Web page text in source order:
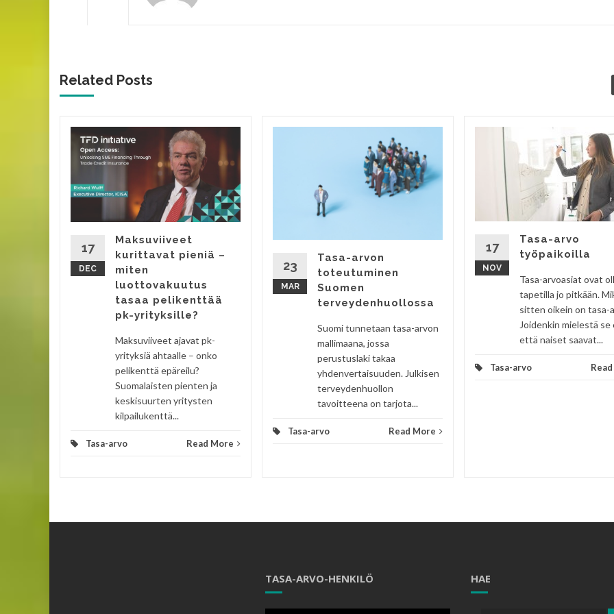
Related Posts
17
DEC
Maksuviiveet
kurittavat pieniä –
miten
luottovakuutus
tasaa pelikenttää
pk-yrityksille?
Maksuviiveet ajavat pk-
yrityksiä ahtaalle – onko
pelikenttä epäreilu?
Suomalaisten pienten ja
keskisuurten yritysten
kilpailukenttä...
Tasa-arvo Read More
23
MAR
Tasa-arvon
toteutuminen
Suomen
terveydenhuollossa
Suomi tunnetaan tasa-arvon
mallimaana, jossa
perustuslaki takaa
yhdenvertaisuuden. Julkisen
terveydenhuollon
tavoitteena on tarjota...
Tasa-arvo Read More
17
NOV
Tasa-arvo
työpaikoilla
Tasa-arvoasiat ovat
tapetilla jo pitkään.
sitten oikein on tasa-
Joidenkin mielestä se
että naiset saavat...
Tasa-arvo
TASA-ARVO-HENKILÖ HAE